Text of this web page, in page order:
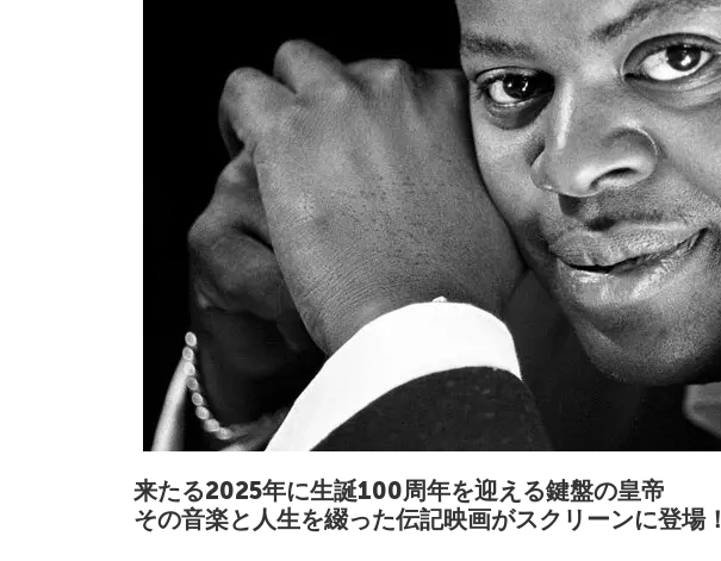
来たる2025年に生誕100周年を迎える鍵盤の皇帝
その音楽と人生を綴った伝記映画がスクリーンに登場！